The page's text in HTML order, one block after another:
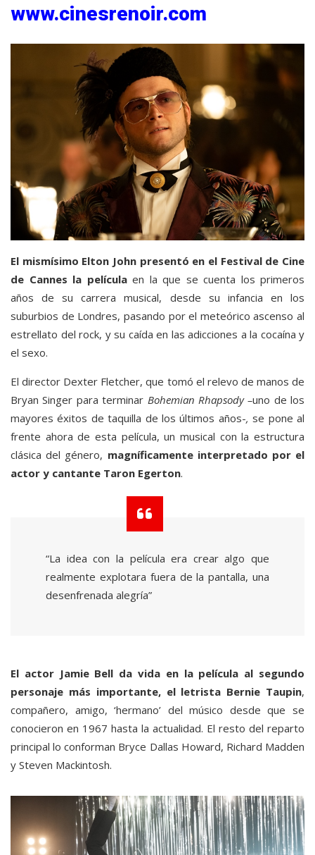
www.cinesrenoir.com
El mismísimo Elton John presentó en el Festival de Cine
de Cannes la películaen la que se cuenta los primeros
años de su carrera musical, desde su infancia en los
suburbios de Londres, pasando por el meteórico ascenso al
estrellato del rock, y su caída en las adicciones a la cocaína y
el sexo.
El director Dexter Fletcher, que tomó el relevo de manos de
Bryan Singer para terminar Bohemian Rhapsody –uno de los
mayores éxitos de taquilla de los últimos años-,se pone al
frente ahora de esta película, un musical con la estructura
clásica del género, magníficamente interpretado por el
actor y cantante Taron Egerton.
“La idea con la película era crear algo que
realmente explotara fuera de la pantalla, una
desenfrenada alegría”
El actor Jamie Bell da vida en la película al segundo
personaje más importante, el letrista Bernie Taupin,
compañero, amigo, ‘hermano’ del músico desde que se
conocieron en 1967 hasta la actualidad. El resto del reparto
principal lo conforman Bryce Dallas Howard, Richard Madden
y Steven Mackintosh.